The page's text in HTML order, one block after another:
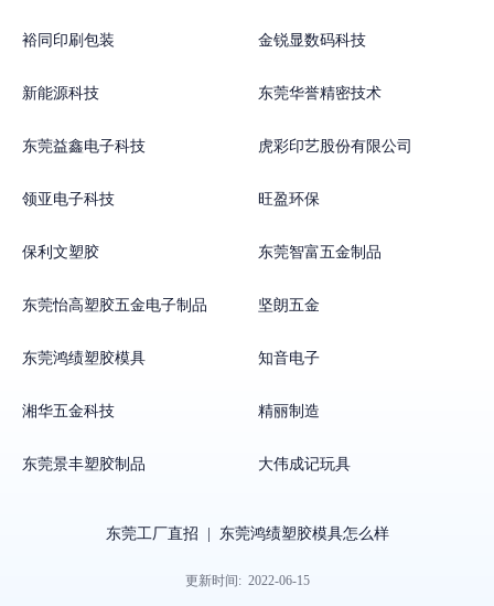
裕同印刷包装 金锐显数码科技
新能源科技 东莞华誉精密技术
东莞益鑫电子科技 虎彩印艺股份有限公司
领亚电子科技 旺盈环保
保利文塑胶 东莞智富五金制品
东莞怡高塑胶五金电子制品 坚朗五金
东莞鸿绩塑胶模具 知音电子
湘华五金科技 精丽制造
东莞景丰塑胶制品 大伟成记玩具
东莞工厂直招 东莞鸿绩塑胶模具怎么样
更新时间: 2022-06-15